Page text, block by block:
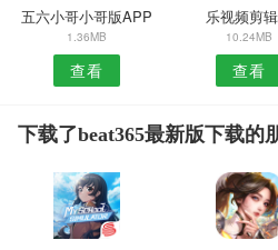
五六小哥小哥版APP
1.36MB
查看
乐视频剪
10.24MB
查看
下载了beat365最新版下载的